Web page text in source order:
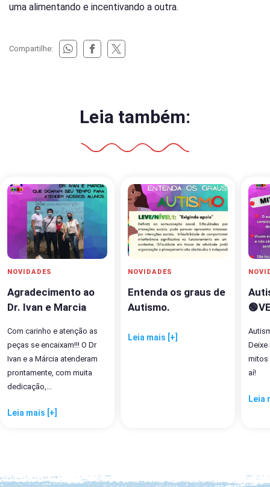
uma alimentando e incentivando a outra.
Compartilhe:
Leia também:
NOVIDADES
Agradecimento ao
Dr. Ivan e Marcia
Com carinho e atenção as
peças se encaixam!!! O Dr
Ivan e a Márcia atenderam
prontamente, com muita
dedicação,...
Leia mais [+]
NOVIDADES
Entenda os graus de
Autismo.
Leia mais [+]
mitos
aí!
Leia